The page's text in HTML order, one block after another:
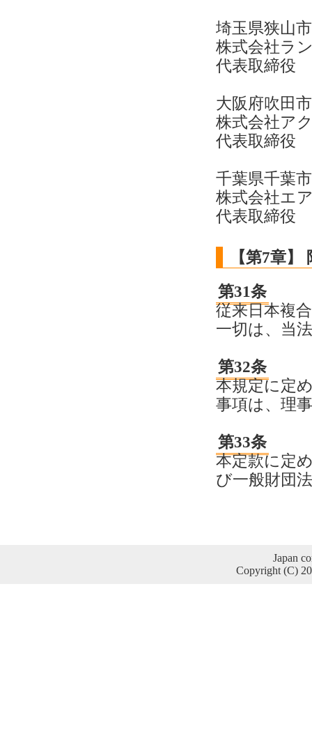
埼玉県狭山
株式会社ラ
代表取締
大阪府吹田
株式会社ア
代表取締
千葉県千葉
株式会社エ
代表取締
【第7章】
第31条
従来日本複
一切は、当
第32条
本規定に定
事項は、理
第33条
本定款に定
び一般財団
Japan
Copyright (C)